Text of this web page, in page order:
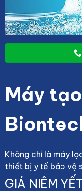
Máy
Không chỉ là máy
thiết bị y tế bảo vệ
GIÁ NIÊM